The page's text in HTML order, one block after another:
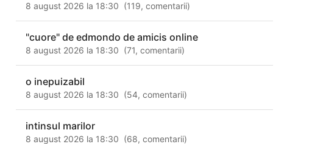
8 august 2026 la 18:30 (119,comentarii)
"cuore" de edmondo de amicis online
8 august 2026 la 18:30 (71,comentarii)
o inepuizabil
8 august 2026 la 18:30 (54,comentarii)
intinsul marilor
8 august 2026 la 18:30 (68,comentarii)